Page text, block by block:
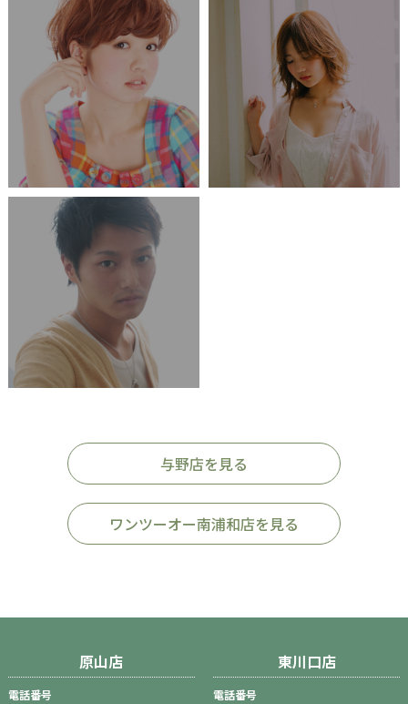
与野店を見る
ワンツーオー南浦和店を見る
原山店
電話番号
東川口店
電話番号